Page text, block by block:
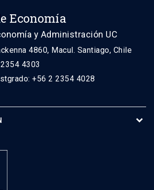
Economía
y Administración UC
4860, Macul. Santiago, Chile
4303
+56 2 2354 4028